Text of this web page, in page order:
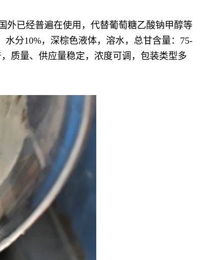
外已经普遍在使用，代替葡萄糖乙酸钠甲醇等
分10%，深棕色液体，溶水，总甘含量：75-
质量、供应量稳定，浓度可调，包装类型多